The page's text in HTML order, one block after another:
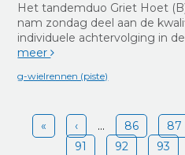
Het tandemduo Griet Hoet
nam zondag deel aan de
individuele achtervolging in
meer
g-wielrennen (piste)
Pages
« ‹ … 86 87
91
92 93